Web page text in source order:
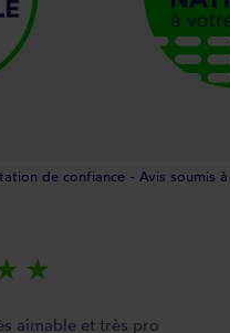
de confiance - Avis soumis
star_rate
aimable et très pro